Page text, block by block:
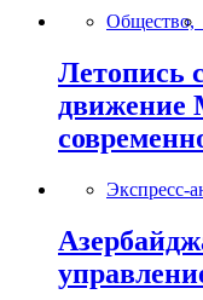
Общество,
Летопись
движение
Экспресс-